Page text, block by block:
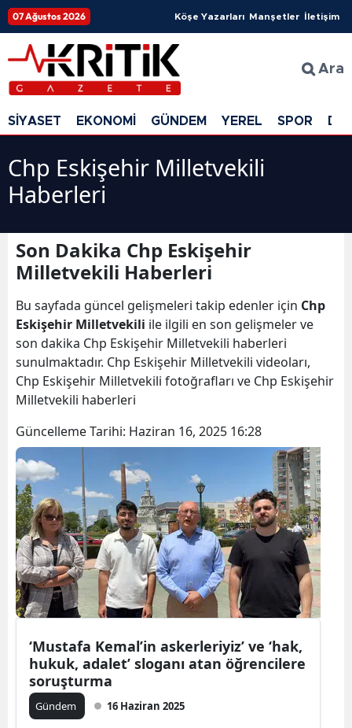
07 Ağustos 2026 Köşe Yazarları Manşetler İletişim
Ara
SİYASET EKONOMİ GÜNDEM YEREL SPOR
Chp Eskişehir Milletvekili
Haberleri
Son Dakika Chp Eskişehir
Milletvekili Haberleri
Bu sayfada güncel gelişmeleri takip edenler için Chp
Eskişehir Milletvekili ile ilgili en son gelişmeler ve
son dakika Chp Eskişehir Milletvekili haberleri
sunulmaktadır. Chp Eskişehir Milletvekili videoları,
Chp Eskişehir Milletvekili fotoğrafları ve Chp Eskişehir
Milletvekili haberleri
Güncelleme Tarihi: Haziran 16, 2025 16:28
‘Mustafa Kemal’in askerleriyiz’ ve ‘hak,
hukuk, adalet’ sloganı atan öğrencilere
soruşturma
Gündem 16 Haziran 2025